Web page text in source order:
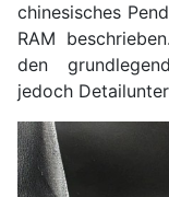
chinesisches
RAM
den
jedoch